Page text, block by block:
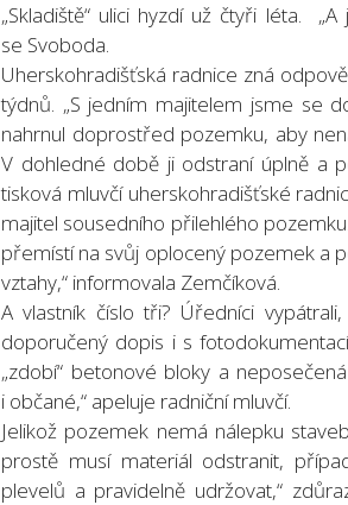
„Skladiště“ ulici hyzdí už čtyři léta.
se Svoboda.
Uherskohradišťská radnice zná
týdnů. „S jedním majitelem jsme se
nahrnul doprostřed pozemku, aby
V dohledné době ji odstraní úplně a
tisková mluvčí uherskohradišťské
majitel sousedního přilehlého
přemístí na svůj oplocený pozemek a
vztahy,“ informovala Zemčíková.
A vlastník číslo tři? Úředníci
doporučený dopis i s
„zdobí“ betonové bloky a
i občané,“ apeluje radniční mluvčí.
Jelikož pozemek nemá nálepku
prostě musí materiál odstranit,
plevelů a pravidelně udržovat,“